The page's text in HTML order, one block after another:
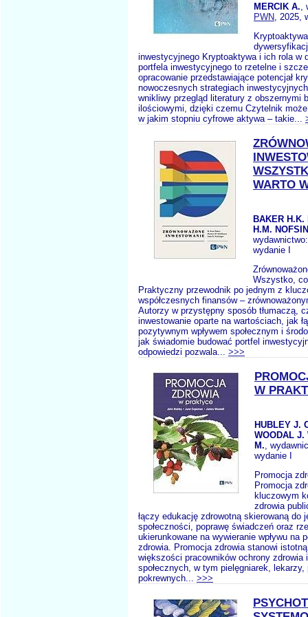
MERCIK A.,
PWN, 2025,
inwestycyjnego Kryptoaktywa i ich rola w
portfela inwestycyjnego to rzetelne i
opracowanie przedstawiające potencjał
nowoczesnych strategiach
wnikliwy przegląd literatury z obszernymi
ilościowymi, dzięki czemu Czytelnik
w jakim stopniu cyfrowe aktywa – takie...
WARTO
BAKER H.K.
H.M.
wydanie I
Wszystko,
Praktyczny przewodnik po jednym z
współczesnych finansów –
Autorzy w przystępny sposób tłumaczą,
inwestowanie oparte na wartościach, jak
pozytywnym wpływem społecznym i
jak świadomie budować portfel
odpowiedzi pozwala... >>>
W
HUBLEY J.
WOODAL J.
M.,
wydanie I
Promocja
Promocja
kluczowym
zdrowia
łączy edukację zdrowotną skierowaną do
społeczności, poprawę świadczeń oraz
ukierunkowane na wywieranie wpływu na
zdrowia. Promocja zdrowia stanowi
większości pracowników ochrony zdrowia i
społecznych, w tym pielęgniarek,
pokrewnych... >>>